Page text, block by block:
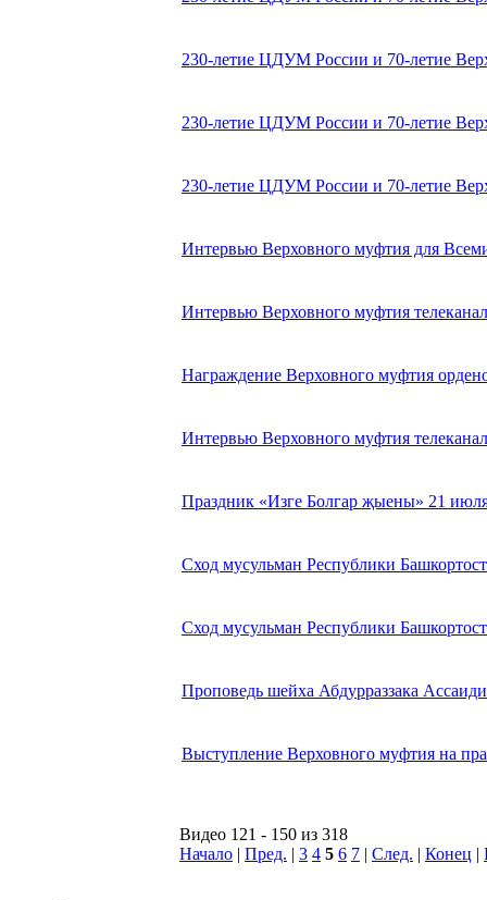
230-летие ЦДУМ России и 70-летие
230-летие ЦДУМ России и 70-летие
230-летие ЦДУМ России и 70-летие
Интервью Верховного муфтия для
Интервью Верховного муфтия
Награждение Верховного муфтия
Интервью Верховного муфтия
Праздник «Изге Болгар җыены» 21
Сход мусульман Республики
Сход мусульман Республики
Проповедь шейха Абдурраззака
Выступление Верховного муфтия на
Видео 121 - 150 из 318
Начало | Пред. | 3 4 5 6 7 | След. | Конец |